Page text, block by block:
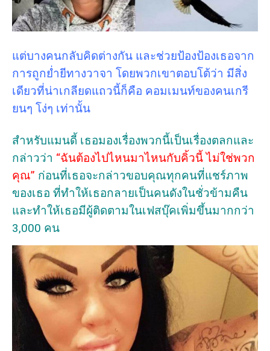
แต่บางคนกลับคิดต่างกัน และช่วยป้องป้องเธอจาก
การถูกย่ำยีทางวาจา โดยพวกเขาตอบโต้ว่า มีสิ่ง
เดียวที่น่าเกลียดแถวนี้ก็คือ คอมเมนท์ของคนเกรี
ยนๆ โง่ๆ เท่านั้น
สำหรับแมนดี้ เธอมองเรื่องพวกนี้เป็นเรื่องตลกและ
กล่าวว่า “ฉันต้องไปไหนมาไหนกับคิ้วนี้ ไม่ใช่พวก
คุณ” ก่อนที่เธอจะกล่าวขอบคุณทุกคนที่แชร์ภาพ
ของเธอ ที่ทำให้เธอกลายเป็นคนดังในชั่วข้ามคืน
และทำให้เธอมีผู้ติดตามในเฟสบุ๊คเพิ่มขึ้นมากกว่า
3,000 คน